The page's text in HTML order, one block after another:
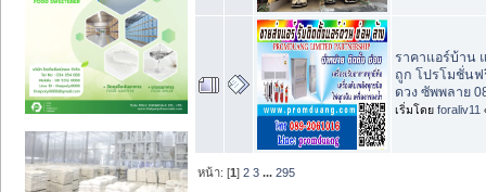
ราคาแอร์บ้าน
ถูก โปรโมชั่นฟ
ดวง ซัพพลาย
เริ่มโดย foraliv11
หน้า: [1]2 3 ...295